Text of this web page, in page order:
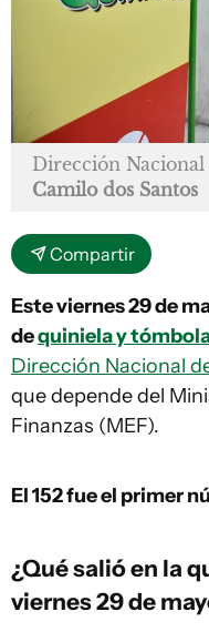
Dirección
Camilo dos Santos
Compartir
Este viernes 29 de
dequiniela y
Dirección Nacional
que depende del
Finanzas (MEF).
El 152fue el primer
¿Qué salió en la
viernes 29 de